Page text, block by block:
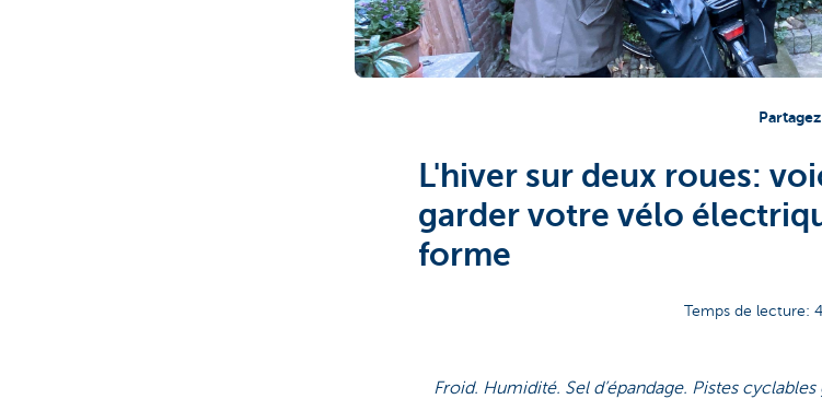
L'hiver sur deux roues:
garder votre vélo
forme
Temps de lecture:
Froid. Humidité. Sel d’épandage. Pistes